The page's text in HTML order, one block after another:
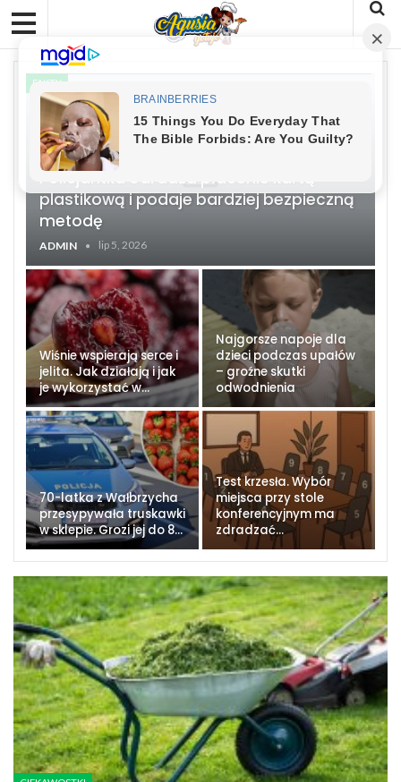
FAKTY
Policjantka odradza płacenie kartą
plastikową i podaje bardziej bezpieczną
metodę
ADMIN lip 5, 2026
Wiśnie wspierają serce i
jelita. Jak działają i jak
je wykorzystać w…
Najgorsze napoje dla
dzieci podczas upałów
– groźne skutki
odwodnienia
70-latka z Wałbrzycha
przesypywała truskawki
w sklepie. Grozi jej do 8…
Test krzesła. Wybór
miejsca przy stole
konferencyjnym ma
zdradzać…